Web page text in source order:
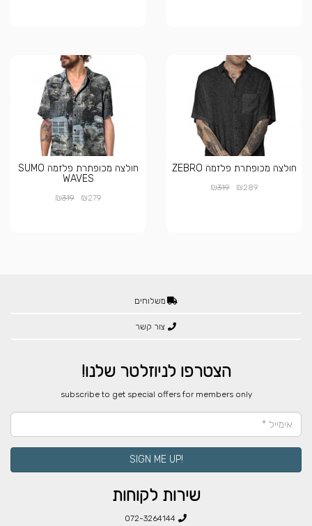
חולצה מכופתרת פלזמה ZEBRO
₪289
₪319
חולצה מכופתרת פלזמה SUMO
WAVES
₪279
₪319
משלוחים
צור קשר
הצטרפו לניוזלטר שלנו!
​subscribe to get special offers for members only
!SIGN ME UP
שירות לקוחות
072-3264144